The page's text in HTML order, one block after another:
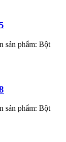
phẩm: Bột
phẩm: Bột